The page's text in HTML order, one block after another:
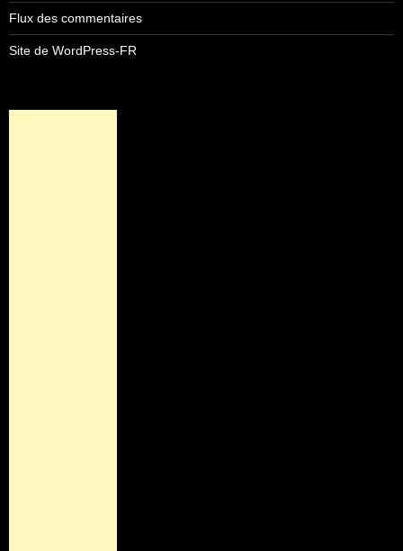
Flux des commentaires
Site de WordPress-FR